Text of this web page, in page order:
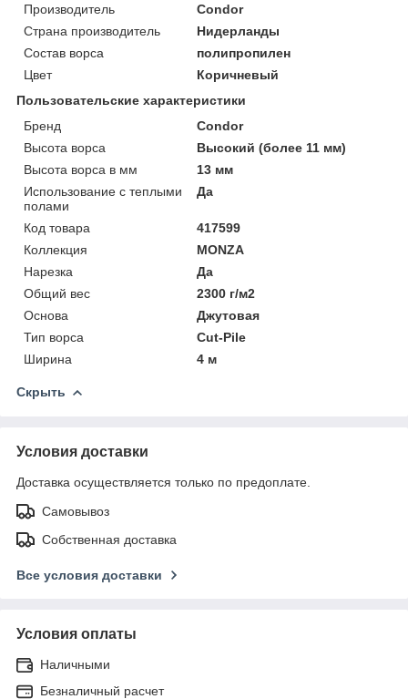
Производитель
Condor
Страна производитель
Нидерланды
Состав ворса
полипропилен
Цвет
Коричневый
Пользовательские характеристики
Бренд
Condor
Высота ворса
Высокий (более 11 мм)
Высота ворса в мм
13 мм
Использование с теплыми
полами
Да
Код товара
417599
Коллекция
MONZA
Нарезка
Да
Общий вес
2300 г/м2
Основа
Джутовая
Тип ворса
Cut-Pile
Ширина
4 м
Скрыть
Условия доставки
Доставка осуществляется только по предоплате.
Самовывоз
Собственная доставка
Все условия доставки
Условия оплаты
Наличными
Безналичный расчет